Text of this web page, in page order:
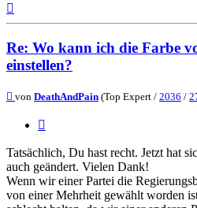
Re: Wo kann ich die Farbe
einstellen?
Beitrag
von DeathAndPain (Top Expert / 2036 /
Tatsächlich, Du hast recht. Jetzt hat
auch geändert. Vielen Dank!
Wenn wir einer Partei die
von einer Mehrheit gewählt worden